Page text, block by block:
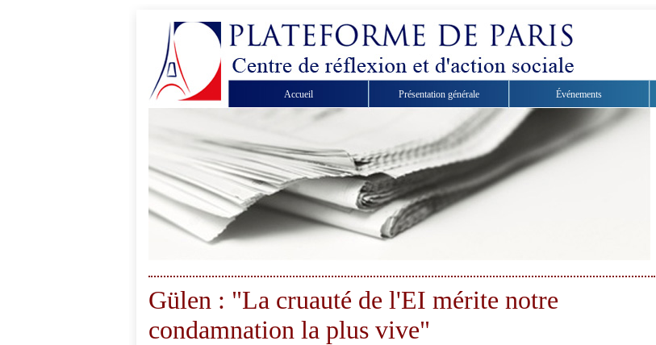
Accueil Présentation générale Événements
Gülen : "La cruauté de l'EI mérite notre
condamnation la plus vive"